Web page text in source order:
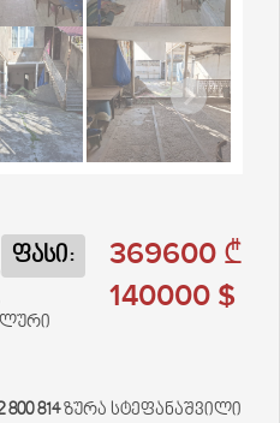
369600 ₾
140000 $
ფასი:
800 814ზურა სტეფანაშვილი